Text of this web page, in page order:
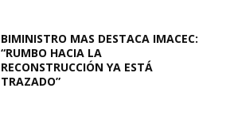
BIMINISTRO MAS DESTACA IMACEC:
“RUMBO HACIA LA
RECONSTRUCCIÓN YA ESTÁ
TRAZADO”